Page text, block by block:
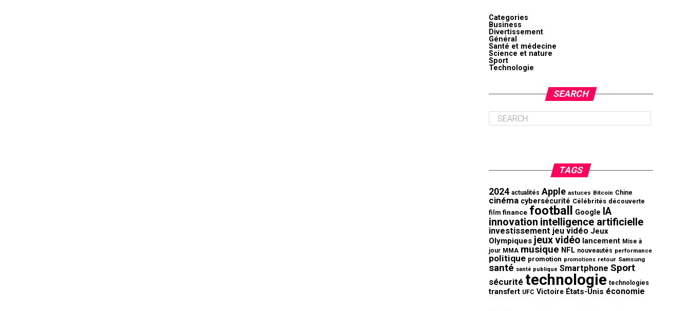
Categories
Business
Divertissement
Général
Santé et médecine
Science et nature
Sport
Technologie
SEARCH
TAGS
2024 actualités Apple astuces Bitcoin Chine
cinéma cybersécurité Célébrités découverte
film finance football Google IA
innovation intelligence artificielle
investissement jeu vidéo Jeux
Olympiques jeux vidéo lancement Mise à
jour MMA musique NFL nouveautés performance
politique promotion promotions retour Samsung
santé santé publique Smartphone Sport
sécurité technologie technologies
transfert UFC Victoire États-Unis économie